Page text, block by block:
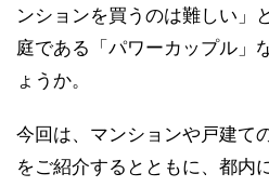
ンションを買うのは難しい」
庭である「パワーカップル」
ょうか。
今回は、マンションや戸建て
をご紹介するとともに、都内